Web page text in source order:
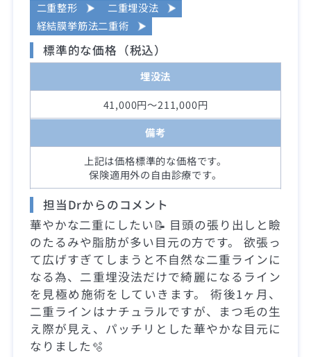
二重整形
二重埋没法
経結膜挙筋法二重術
標準的な価格（税込）
埋没法
41,000円～211,000円
備考
上記は価格標準的な価格です。
保険適用外の自由診療です。
担当Drからのコメント
華やかな二重にしたい📝 目頭の張り出しと瞼
のたるみや脂肪が多い目元の方です。 欲張っ
て広げすぎてしまうと不自然な二重ラインに
なる為、二重埋没法だけで綺麗になるライン
を見極め施術をしていきます。 術後1ヶ月、
二重ラインはナチュラルですが、まつ毛の生
え際が見え、パッチリとした華やかな目元に
なりました🫧